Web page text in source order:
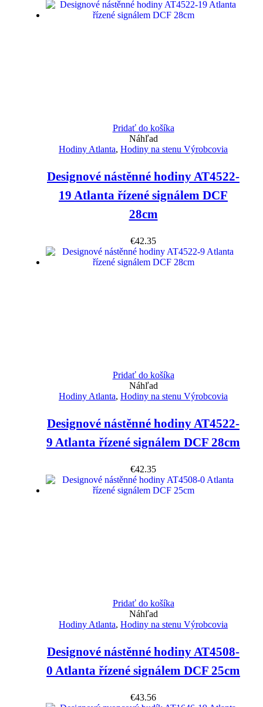
Pridať do košíka
Náhľad
Hodiny Atlanta, Hodiny na stenu Výrobcovia
Designové nástěnné hodiny AT4522-
19 Atlanta řízené signálem DCF
28cm
€42.35
Pridať do košíka
Náhľad
Hodiny Atlanta, Hodiny na stenu Výrobcovia
Designové nástěnné hodiny AT4522-
9 Atlanta řízené signálem DCF 28cm
€42.35
Pridať do košíka
Náhľad
Hodiny Atlanta, Hodiny na stenu Výrobcovia
Designové nástěnné hodiny AT4508-
0 Atlanta řízené signálem DCF 25cm
€43.56